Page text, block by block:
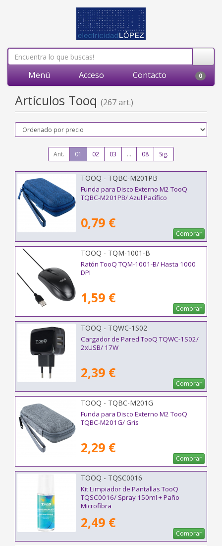
Menú Acceso Contacto 0
Artículos Tooq (267 art.)
Ant. 01 02 03 ... 08 Sig.
TOOQ - TQBC-M201PB
Funda para Disco Externo M2 TooQ
TQBC-M201PB/ Azul Pacífico
0,79 €
Comprar
TOOQ - TQM-1001-B
Ratón TooQ TQM-1001-B/ Hasta 1000
DPI
1,59 €
Comprar
TOOQ - TQWC-1S02
Cargador de Pared TooQ TQWC-1S02/
2xUSB/ 17W
2,39 €
Comprar
TOOQ - TQBC-M201G
Funda para Disco Externo M2 TooQ
TQBC-M201G/ Gris
2,29 €
Comprar
TOOQ - TQSC0016
Kit Limpiador de Pantallas TooQ
TQSC0016/ Spray 150ml + Paño
Microfibra
2,49 €
Comprar